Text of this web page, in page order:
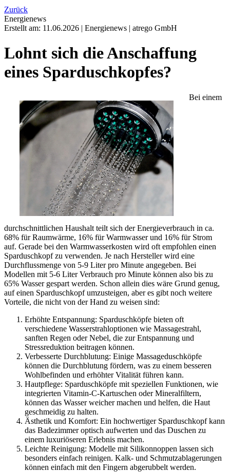
Zurück
Energienews
Erstellt am: 11.06.2026 | Energienews | atrego GmbH
Lohnt sich die Anschaffung
eines Sparduschkopfes?
Bei einem
durchschnittlichen Haushalt teilt sich der Energieverbrauch in ca.
68% für Raumwärme, 16% für Warmwasser und 16% für Strom
auf. Gerade bei den Warmwasserkosten wird oft empfohlen einen
Sparduschkopf zu verwenden. Je nach Hersteller wird eine
Durchflussmenge von 5-9 Liter pro Minute angegeben. Bei
Modellen mit 5-6 Liter Verbrauch pro Minute können also bis zu
65% Wasser gespart werden. Schon allein dies wäre Grund genug,
auf einen Sparduschkopf umzusteigen, aber es gibt noch weitere
Vorteile, die nicht von der Hand zu weisen sind:
Erhöhte Entspannung: Sparduschköpfe bieten oft
verschiedene Wasserstrahloptionen wie Massagestrahl,
sanften Regen oder Nebel, die zur Entspannung und
Stressreduktion beitragen können.
Verbesserte Durchblutung: Einige Massageduschköpfe
können die Durchblutung fördern, was zu einem besseren
Wohlbefinden und erhöhter Vitalität führen kann.
Hautpflege: Sparduschköpfe mit speziellen Funktionen, wie
integrierten Vitamin-C-Kartuschen oder Mineralfiltern,
können das Wasser weicher machen und helfen, die Haut
geschmeidig zu halten.
Ästhetik und Komfort: Ein hochwertiger Sparduschkopf kann
das Badezimmer optisch aufwerten und das Duschen zu
einem luxuriöseren Erlebnis machen.
Leichte Reinigung: Modelle mit Silikonnoppen lassen sich
besonders einfach reinigen. Kalk- und Schmutzablagerungen
können einfach mit den Fingern abgerubbelt werden.